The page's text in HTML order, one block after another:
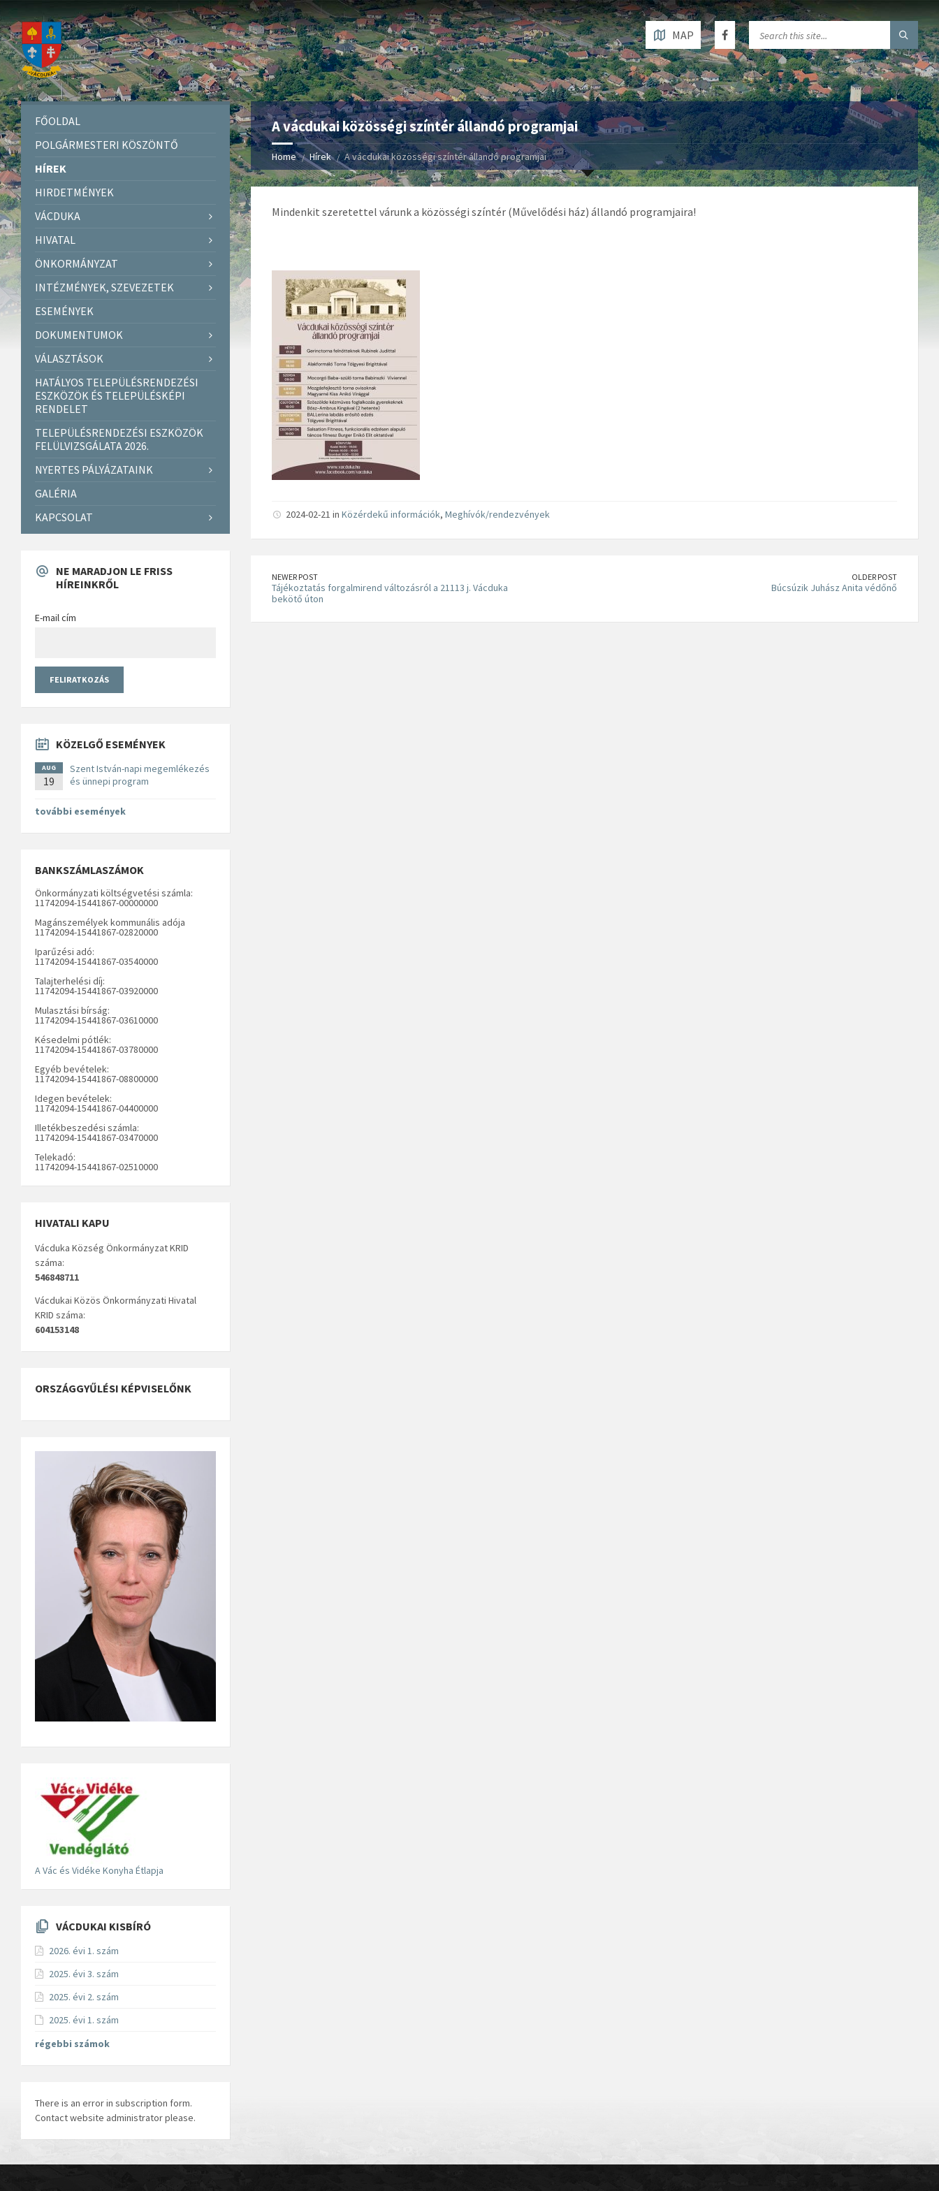
MAP
A vácdukai közösségi színtér állandó programjai
Home Hírek A vácdukai közösségi színtér állandó programjai
Mindenkit szeretettel várunk a közösségi színtér (Művelődési ház) állandó programjaira!
2024-02-21 in Közérdekű információk, Meghívók/rendezvények
NEWER POST
Tájékoztatás forgalmirend változásról a 21113 j. Vácduka
bekötő úton
OLDER POST
Búcsúzik Juhász Anita védőnő
FŐOLDAL
POLGÁRMESTERI KÖSZÖNTŐ
HÍREK
HIRDETMÉNYEK
VÁCDUKA
HIVATAL
ÖNKORMÁNYZAT
INTÉZMÉNYEK, SZEVEZETEK
ESEMÉNYEK
DOKUMENTUMOK
VÁLASZTÁSOK
HATÁLYOS TELEPÜLÉSRENDEZÉSI
ESZKÖZÖK ÉS TELEPÜLÉSKÉPI
RENDELET
TELEPÜLÉSRENDEZÉSI ESZKÖZÖK
FELÜLVIZSGÁLATA 2026.
NYERTES PÁLYÁZATAINK
GALÉRIA
KAPCSOLAT
NE MARADJON LE FRISS
HÍREINKRŐL
E-mail cím
KÖZELGŐ ESEMÉNYEK
AUG
19
Szent István-napi megemlékezés
és ünnepi program
további események
BANKSZÁMLASZÁMOK
Önkormányzati költségvetési számla:
11742094-15441867-00000000
Magánszemélyek kommunális adója
11742094-15441867-02820000
Iparűzési adó:
11742094-15441867-03540000
Talajterhelési díj:
11742094-15441867-03920000
Mulasztási bírság:
11742094-15441867-03610000
Késedelmi pótlék:
11742094-15441867-03780000
Egyéb bevételek:
11742094-15441867-08800000
Idegen bevételek:
11742094-15441867-04400000
Illetékbeszedési számla:
11742094-15441867-03470000
Telekadó:
11742094-15441867-02510000
HIVATALI KAPU
Vácduka Község Önkormányzat KRID
száma:
546848711
Vácdukai Közös Önkormányzati Hivatal
KRID száma:
604153148
ORSZÁGGYŰLÉSI KÉPVISELŐNK
A Vác és Vidéke Konyha Étlapja
VÁCDUKAI KISBÍRÓ
2026. évi 1. szám
2025. évi 3. szám
2025. évi 2. szám
2025. évi 1. szám
régebbi számok
There is an error in subscription form.
Contact website administrator please.